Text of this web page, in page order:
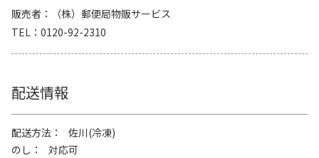
販売者
（株）郵便局物販サービス
TEL
0120-92-2310
配送情報
配送方法
佐川(冷凍)
のし
対応可